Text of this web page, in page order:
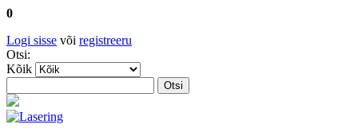
0
Logi sisse või registreeru
Otsi:
Kõik
Otsi